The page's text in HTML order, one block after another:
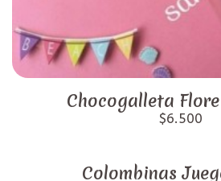
Chocogalleta
$6.500
Colombinas